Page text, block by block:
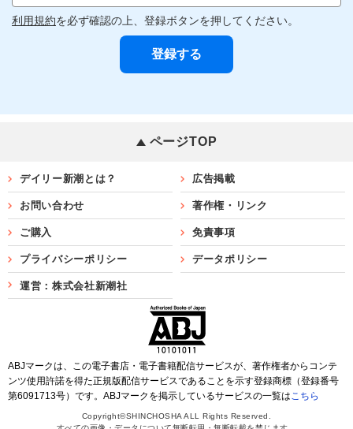
利用規約を必ず確認の上、登録ボタンを押してください。
ページTOP
デイリー新潮とは？ 広告掲載
お問い合わせ 著作権・リンク
ご購入 免責事項
プライバシーポリシー データポリシー
運営：株式会社新潮社
ABJマークは、この電子書店・電子書籍配信サービスが、著作権者からコンテ
ンツ使用許諾を得た正規版配信サービスであることを示す登録商標（登録番号
第6091713号）です。ABJマークを掲示しているサービスの一覧はこちら
Copyright©SHINCHOSHA ALL Rights Reserved.